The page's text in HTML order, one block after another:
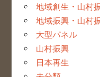
地域創生・山村
地域振興・山村
大型パネル
山村振興
日本再生